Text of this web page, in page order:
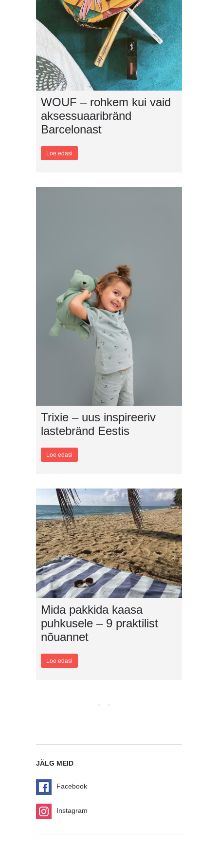
WOUF – rohkem kui vaid
aksessuaaribränd
Barcelonast
Loe edasi
Trixie – uus inspireeriv
lastebränd Eestis
Loe edasi
Mida pakkida kaasa
puhkusele – 9 praktilist
nõuannet
Loe edasi
emotsioon on kõige
olulisem!